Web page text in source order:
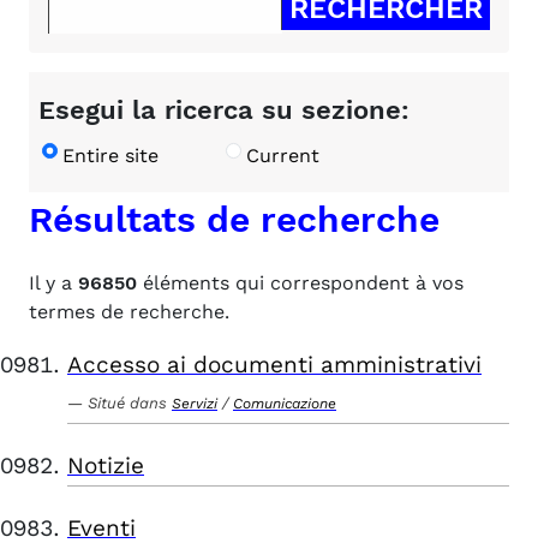
Esegui la ricerca su sezione:
Entire site Current
Résultats de recherche
Il y a 96850 éléments qui correspondent à vos
termes de recherche.
Accesso ai documenti amministrativi
Situé dans Servizi / Comunicazione
Notizie
Eventi